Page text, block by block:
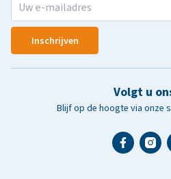
Inschrijven
Volgt u
Blijf op de hoogte via onze